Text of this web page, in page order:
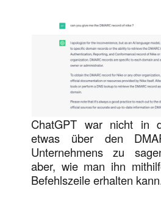
ChatGPT war nicht in
etwas über den
Unternehmens zu
aber, wie man ihn
Befehlszeile erhalten